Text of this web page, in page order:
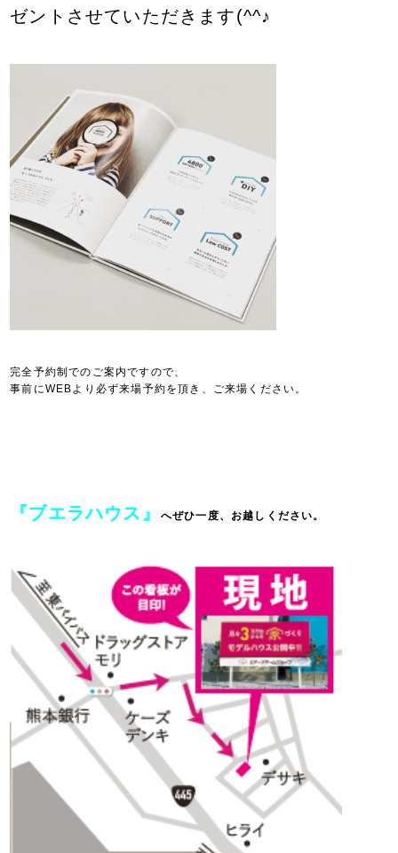
ゼントさせていただきます(^^♪
完全予約制でのご案内ですので、
事前にWEBより必ず来場予約を頂き、ご来場ください。
『ブエラハウス』 へぜひ一度、お越しください。